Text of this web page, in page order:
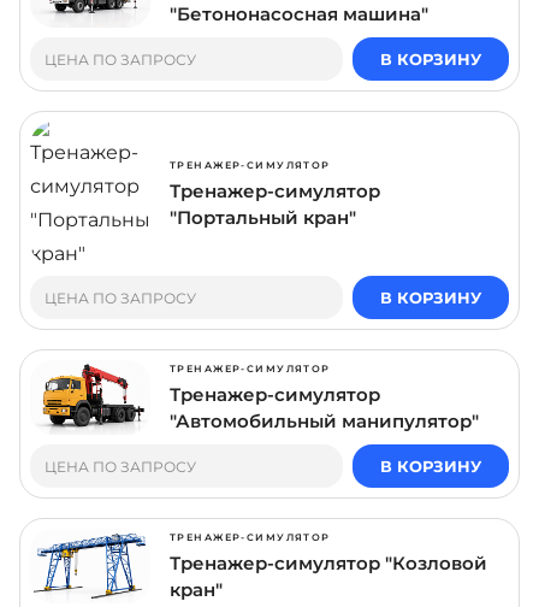
"Бетононасосная машина"
ЦЕНА ПО ЗАПРОСУ В КОРЗИНУ
ТРЕНАЖЕР-СИМУЛЯТОР
Тренажер-симулятор
"Портальный кран"
ЦЕНА ПО ЗАПРОСУ В КОРЗИНУ
ТРЕНАЖЕР-СИМУЛЯТОР
Тренажер-симулятор
"Автомобильный манипулятор"
ЦЕНА ПО ЗАПРОСУ В КОРЗИНУ
ТРЕНАЖЕР-СИМУЛЯТОР
Тренажер-симулятор "Козловой
кран"